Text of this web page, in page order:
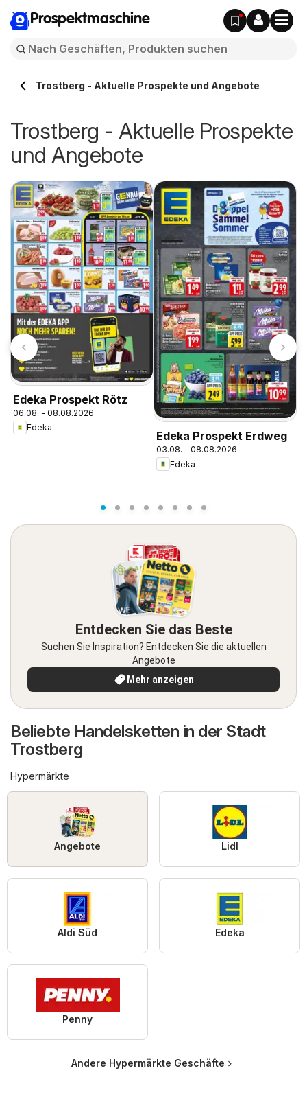
Prospektmaschine
Trostberg - Aktuelle Prospekte und Angebote
Trostberg - Aktuelle Prospekte
und Angebote
Edeka Prospekt Rötz
06.08. - 08.08.2026
Edeka
Edeka Prospekt Erdweg
03.08. - 08.08.2026
Edeka
Entdecken Sie das Beste
Suchen Sie Inspiration? Entdecken Sie die aktuellen
Angebote
Mehr anzeigen
Beliebte Handelsketten in der Stadt
Trostberg
Hypermärkte
Angebote Lidl
Aldi Süd Edeka
Penny
Andere Hypermärkte Geschäfte